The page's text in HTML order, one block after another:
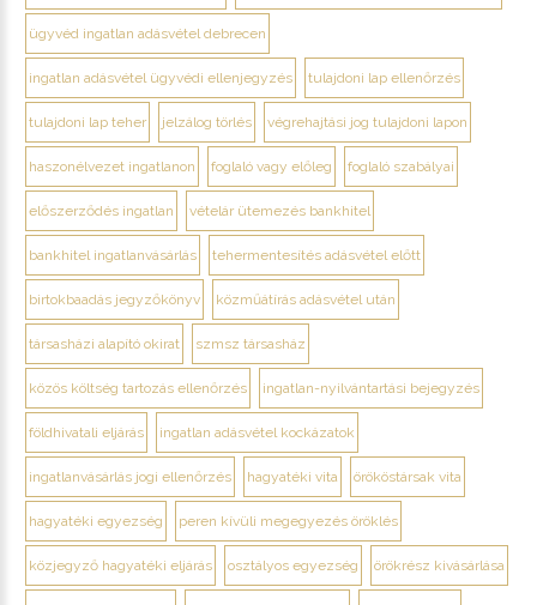
ügyvéd ingatlan adásvétel debrecen
ingatlan adásvétel ügyvédi ellenjegyzés tulajdoni lap ellenőrzés
tulajdoni lap teher jelzálog törlés végrehajtási jog tulajdoni lapon
haszonélvezet ingatlanon foglaló vagy előleg foglaló szabályai
előszerződés ingatlan vételár ütemezés bankhitel
bankhitel ingatlanvásárlás tehermentesítés adásvétel előtt
birtokbaadás jegyzőkönyv közműátírás adásvétel után
társasházi alapító okirat szmsz társasház
közös költség tartozás ellenőrzés ingatlan-nyilvántartási bejegyzés
földhivatali eljárás ingatlan adásvétel kockázatok
ingatlanvásárlás jogi ellenőrzés hagyatéki vita örököstársak vita
hagyatéki egyezség peren kívüli megegyezés öröklés
közjegyző hagyatéki eljárás osztályos egyezség örökrész kivásárlása